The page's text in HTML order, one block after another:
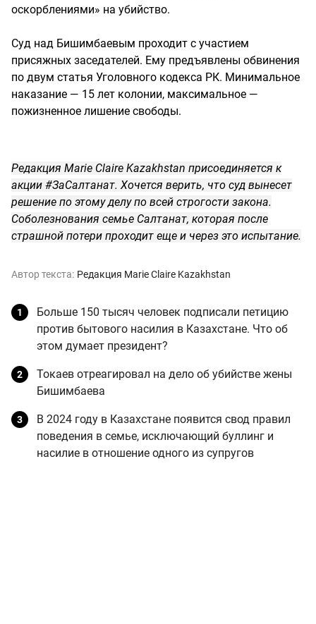
оскорблениями» на убийство.
Суд над Бишимбаевым проходит с участием
присяжных заседателей. Ему предъявлены обвинения
по двум статья Уголовного кодекса РК. Минимальное
наказание — 15 лет колонии, максимальное —
пожизненное лишение свободы.
Редакция Marie Claire Kazakhstan присоединяется к
акции #ЗаСалтанат. Хочется верить, что суд вынесет
решение по этому делу по всей строгости закона.
Соболезнования семье Салтанат, которая после
страшной потери проходит еще и через это испытание.
Автор текста: Редакция Marie Claire Kazakhstan
Больше 150 тысяч человек подписали петицию
против бытового насилия в Казахстане. Что об
этом думает президент?
Токаев отреагировал на дело об убийстве жены
Бишимбаева
В 2024 году в Казахстане появится свод правил
поведения в семье, исключающий буллинг и
насилие в отношение одного из супругов